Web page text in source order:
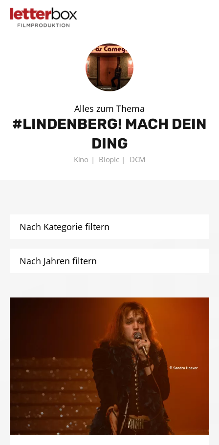
Alles zum Thema
LINDENBERG! MACH DEIN
DING
Kino Biopic DCM
Nach Kategorie filtern
Nach Jahren filtern